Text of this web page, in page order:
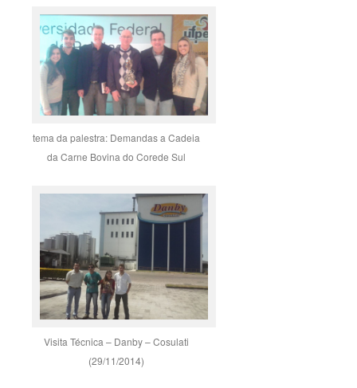
tema da palestra: Demandas a Cadeia
da Carne Bovina do Corede Sul
Visita Técnica – Danby – Cosulati
(29/11/2014)